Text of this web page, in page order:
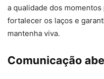
a qualidade dos
fortalecer os laços e
mantenha viva.
Comunicação